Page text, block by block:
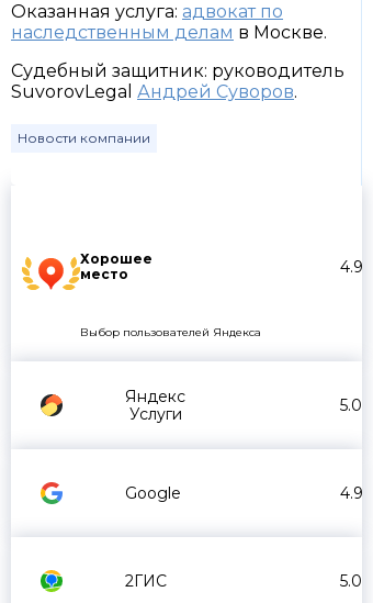
Хорошее
место
4.9
Выбор пользователей Яндекса
Яндекс
Услуги
5.0
Google 4.9
2ГИС 5.0
Оказанная услуга: адвокат по
наследственным делам в Москве.
Судебный защитник: руководитель
SuvorovLegal Андрей Суворов.
Новости компании